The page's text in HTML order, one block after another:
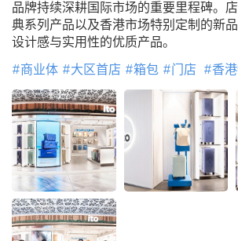
品牌持续深耕国际市场的重要里程碑。
典系列产品以及香港市场特别定制的新
设计感与实用性的优质产品。
商业体 大区首店 箱包 门店 香